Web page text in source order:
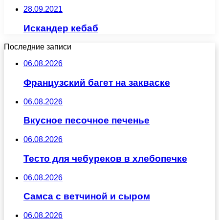
28.09.2021
Искандер кебаб
Последние записи
06.08.2026
Французский багет на закваске
06.08.2026
Вкусное песочное печенье
06.08.2026
Тесто для чебуреков в хлебопечке
06.08.2026
Самса с ветчиной и сыром
06.08.2026